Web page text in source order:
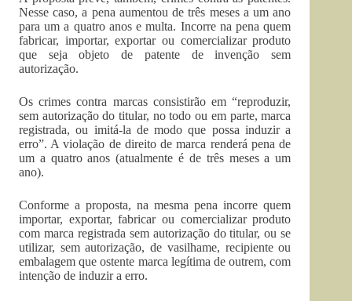
Nesse caso, a pena aumentou de três meses a um ano
para um a quatro anos e multa. Incorre na pena quem
fabricar, importar, exportar ou comercializar produto
que seja objeto de patente de invenção sem
autorização.
Os crimes contra marcas consistirão em “reproduzir,
sem autorização do titular, no todo ou em parte, marca
registrada, ou imitá-la de modo que possa induzir a
erro”. A violação de direito de marca renderá pena de
um a quatro anos (atualmente é de três meses a um
ano).
Conforme a proposta, na mesma pena incorre quem
importar, exportar, fabricar ou comercializar produto
com marca registrada sem autorização do titular, ou se
utilizar, sem autorização, de vasilhame, recipiente ou
embalagem que ostente marca legítima de outrem, com
intenção de induzir a erro.